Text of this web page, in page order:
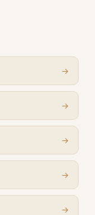
→
→
→
→
→